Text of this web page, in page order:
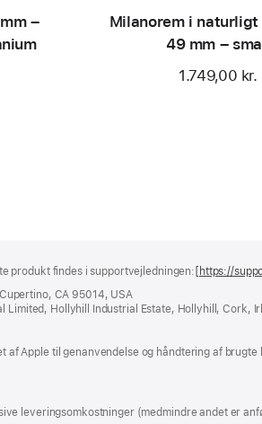
–
Milanorem i
49 mm –
1.749,00 kr.
produkt findes i supportvejledningen: [https://
CA 95014, USA
Limited, Hollyhill Industrial Estate, Hollyhill, Cork,
Apple til genanvendelse og håndtering af brugte
leveringsomkostninger (medmindre andet er